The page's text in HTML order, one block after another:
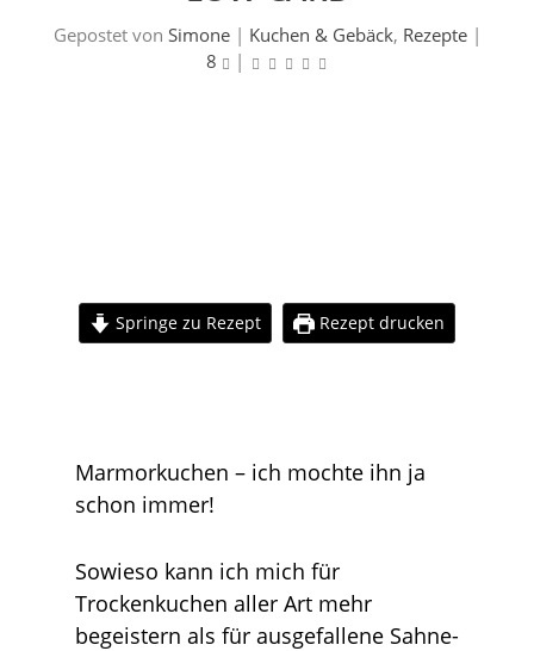
Gepostet von Simone| Kuchen & Gebäck, Rezepte|
8
|
Springe zu Rezept Rezept drucken
Marmorkuchen – ich mochte ihn ja
schon immer!
Sowieso kann ich mich für
Trockenkuchen aller Art mehr
begeistern als für ausgefallene Sahne-